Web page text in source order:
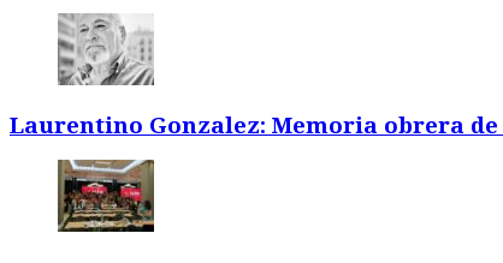
Laurentino Gonzalez: Memoria obrera